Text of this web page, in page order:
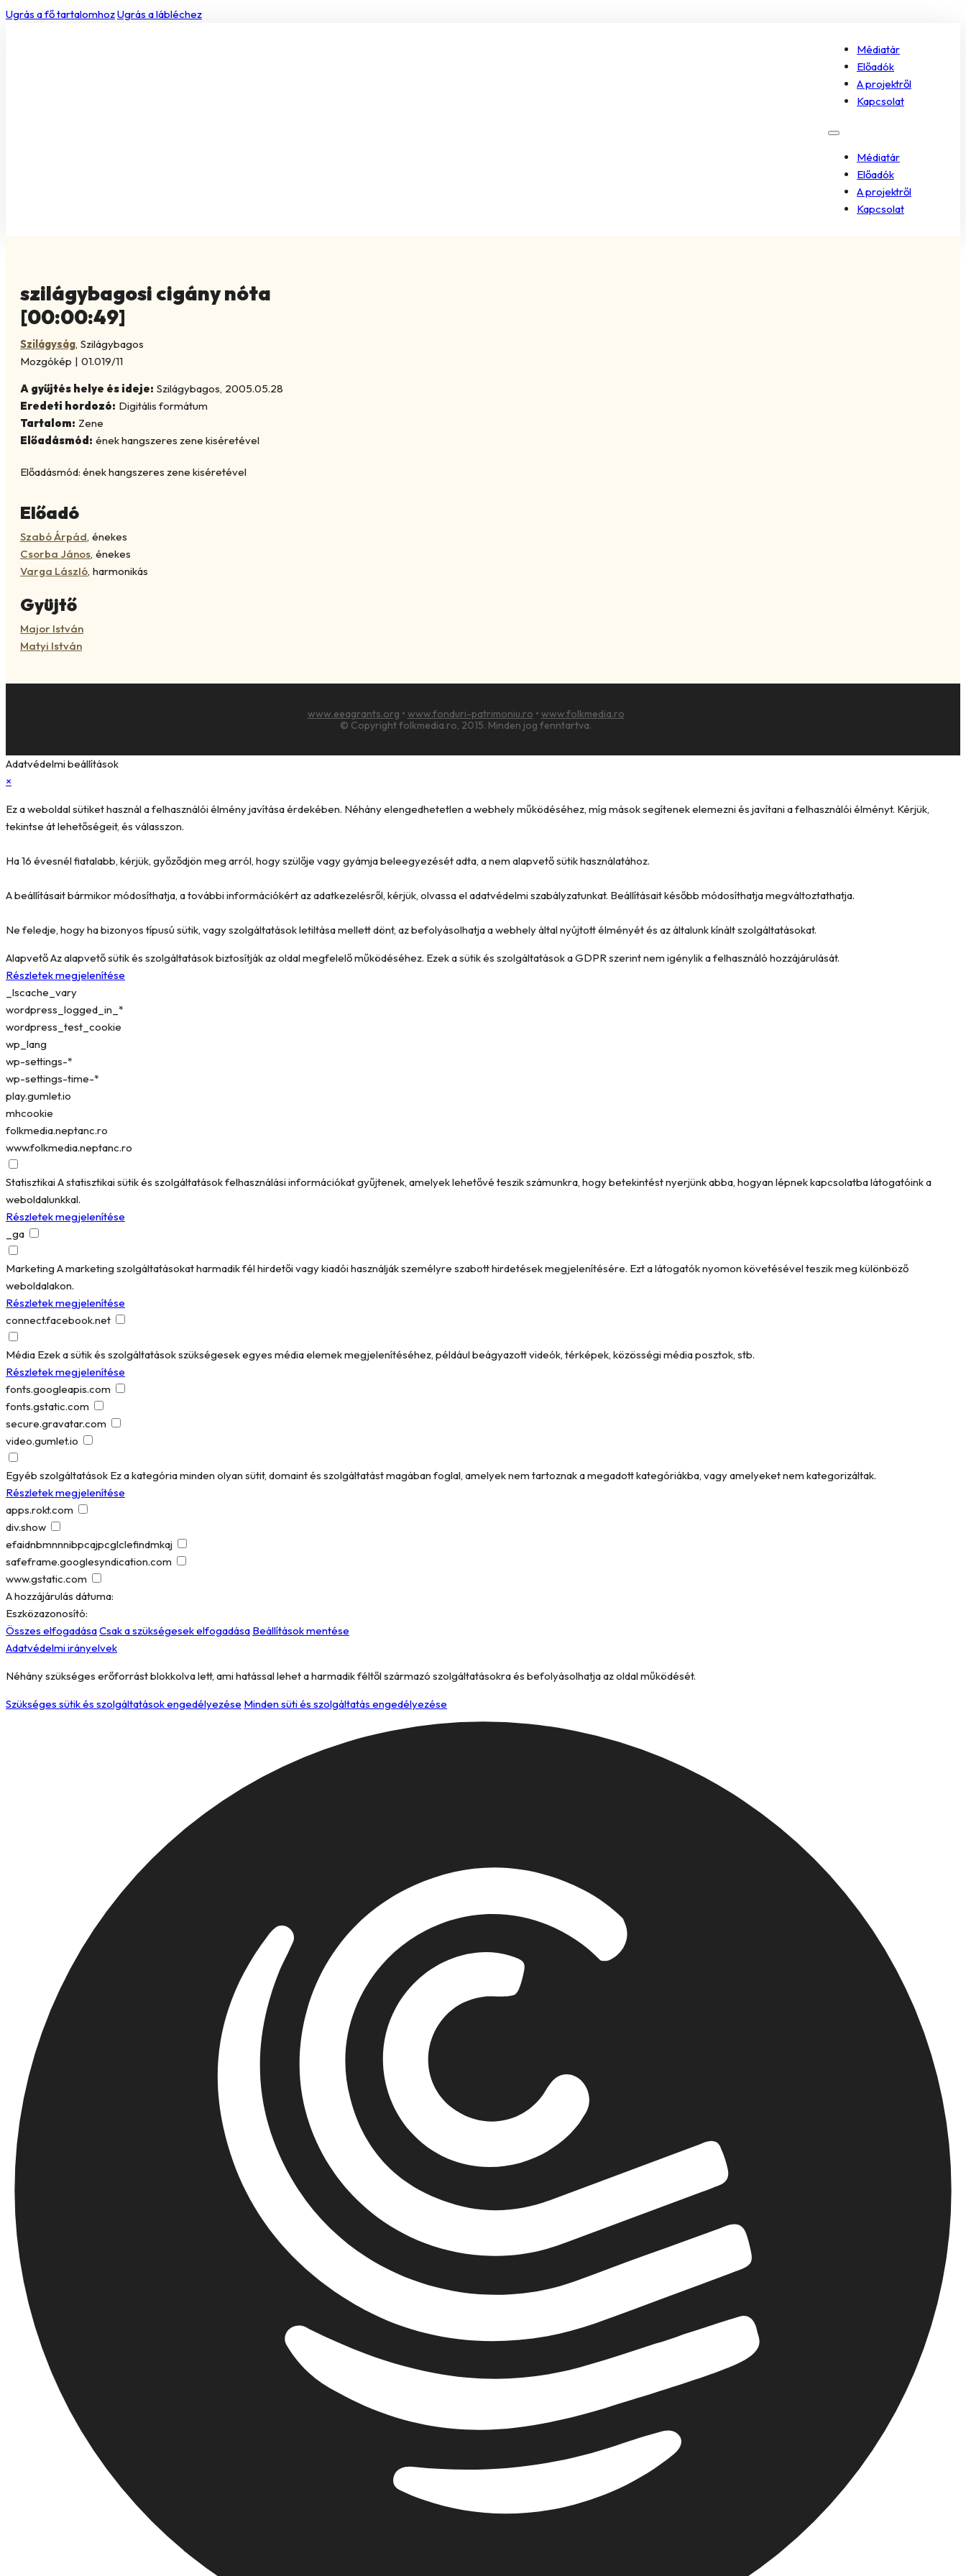
Ugrás a fő tartalomhozUgrás a lábléchez
Médiatár
Előadók
A projektről
Kapcsolat
Médiatár
Előadók
A projektről
Kapcsolat
szilágybagosi cigány nóta
[00:00:49]
Szilágyság, Szilágybagos
Mozgókép | 01.019/11
A gyűjtés helye és ideje: Szilágybagos, 2005.05.28
Eredeti hordozó: Digitális formátum
Tartalom: Zene
Előadásmód: ének hangszeres zene kiséretével
Előadásmód: ének hangszeres zene kiséretével
Előadó
Szabó Árpád, énekes
Csorba János, énekes
Varga László, harmonikás
Gyüjtő
Major István
Matyi István
www.eeagrants.org • www.fonduri-patrimoniu.ro • www.folkmedia.ro
© Copyright folkmedia.ro, 2015. Minden jog fenntartva.
Adatvédelmi beállítások
×
Ez a weboldal sütiket használ a felhasználói élmény javítása érdekében. Néhány elengedhetetlen a webhely működéséhez, míg mások segítenek elemezni és javítani a felhasználói élményt. Kérjük,
tekintse át lehetőségeit, és válasszon.
Ha 16 évesnél fiatalabb, kérjük, győződjön meg arról, hogy szülője vagy gyámja beleegyezését adta, a nem alapvető sütik használatához.
A beállításait bármikor módosíthatja, a további információkért az adatkezelésről, kérjük, olvassa el adatvédelmi szabályzatunkat. Beállításait később módosíthatja megváltoztathatja.
Ne feledje, hogy ha bizonyos típusú sütik, vagy szolgáltatások letiltása mellett dönt, az befolyásolhatja a webhely által nyújtott élményét és az általunk kínált szolgáltatásokat.
AlapvetőAz alapvető sütik és szolgáltatások biztosítják az oldal megfelelő működéséhez. Ezek a sütik és szolgáltatások a GDPR szerint nem igénylik a felhasználó hozzájárulását.
Részletek megjelenítése
_lscache_vary
wordpress_logged_in_*
wordpress_test_cookie
wp_lang
wp-settings-*
wp-settings-time-*
play.gumlet.io
mhcookie
folkmedia.neptanc.ro
www.folkmedia.neptanc.ro
StatisztikaiA statisztikai sütik és szolgáltatások felhasználási információkat gyűjtenek, amelyek lehetővé teszik számunkra, hogy betekintést nyerjünk abba, hogyan lépnek kapcsolatba látogatóink a
weboldalunkkal.
Részletek megjelenítése
_ga
Marketing A marketing szolgáltatásokat harmadik fél hirdetői vagy kiadói használják személyre szabott hirdetések megjelenítésére. Ezt a látogatók nyomon követésével teszik meg különböző
weboldalakon.
Részletek megjelenítése
connect.facebook.net
Média Ezek a sütik és szolgáltatások szükségesek egyes média elemek megjelenítéséhez, például beágyazott videók, térképek, közösségi média posztok, stb.
Részletek megjelenítése
fonts.googleapis.com
fonts.gstatic.com
secure.gravatar.com
video.gumlet.io
Egyéb szolgáltatások Ez a kategória minden olyan sütit, domaint és szolgáltatást magában foglal, amelyek nem tartoznak a megadott kategóriákba, vagy amelyeket nem kategorizáltak.
Részletek megjelenítése
apps.rokt.com
div.show
efaidnbmnnnibpcajpcglclefindmkaj
safeframe.googlesyndication.com
www.gstatic.com
A hozzájárulás dátuma:
Eszközazonosító:
Összes elfogadásaCsak a szükségesek elfogadása Beállítások mentése
Adatvédelmi irányelvek
Néhány szükséges erőforrást blokkolva lett, ami hatással lehet a harmadik féltől származó szolgáltatásokra és befolyásolhatja az oldal működését.
Szükséges sütik és szolgáltatások engedélyezése Minden süti és szolgáltatás engedélyezése